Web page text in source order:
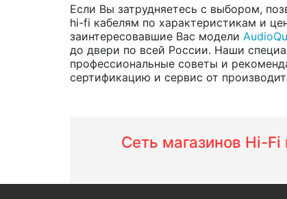
Если Вы затрудняетесь с выбором,
hi-fi кабелям по характеристикам и
заинтересовавшие Вас модели
до двери по всей России. Наши
профессиональные советы и
сертификацию и сервис от
Сеть магазинов Hi-